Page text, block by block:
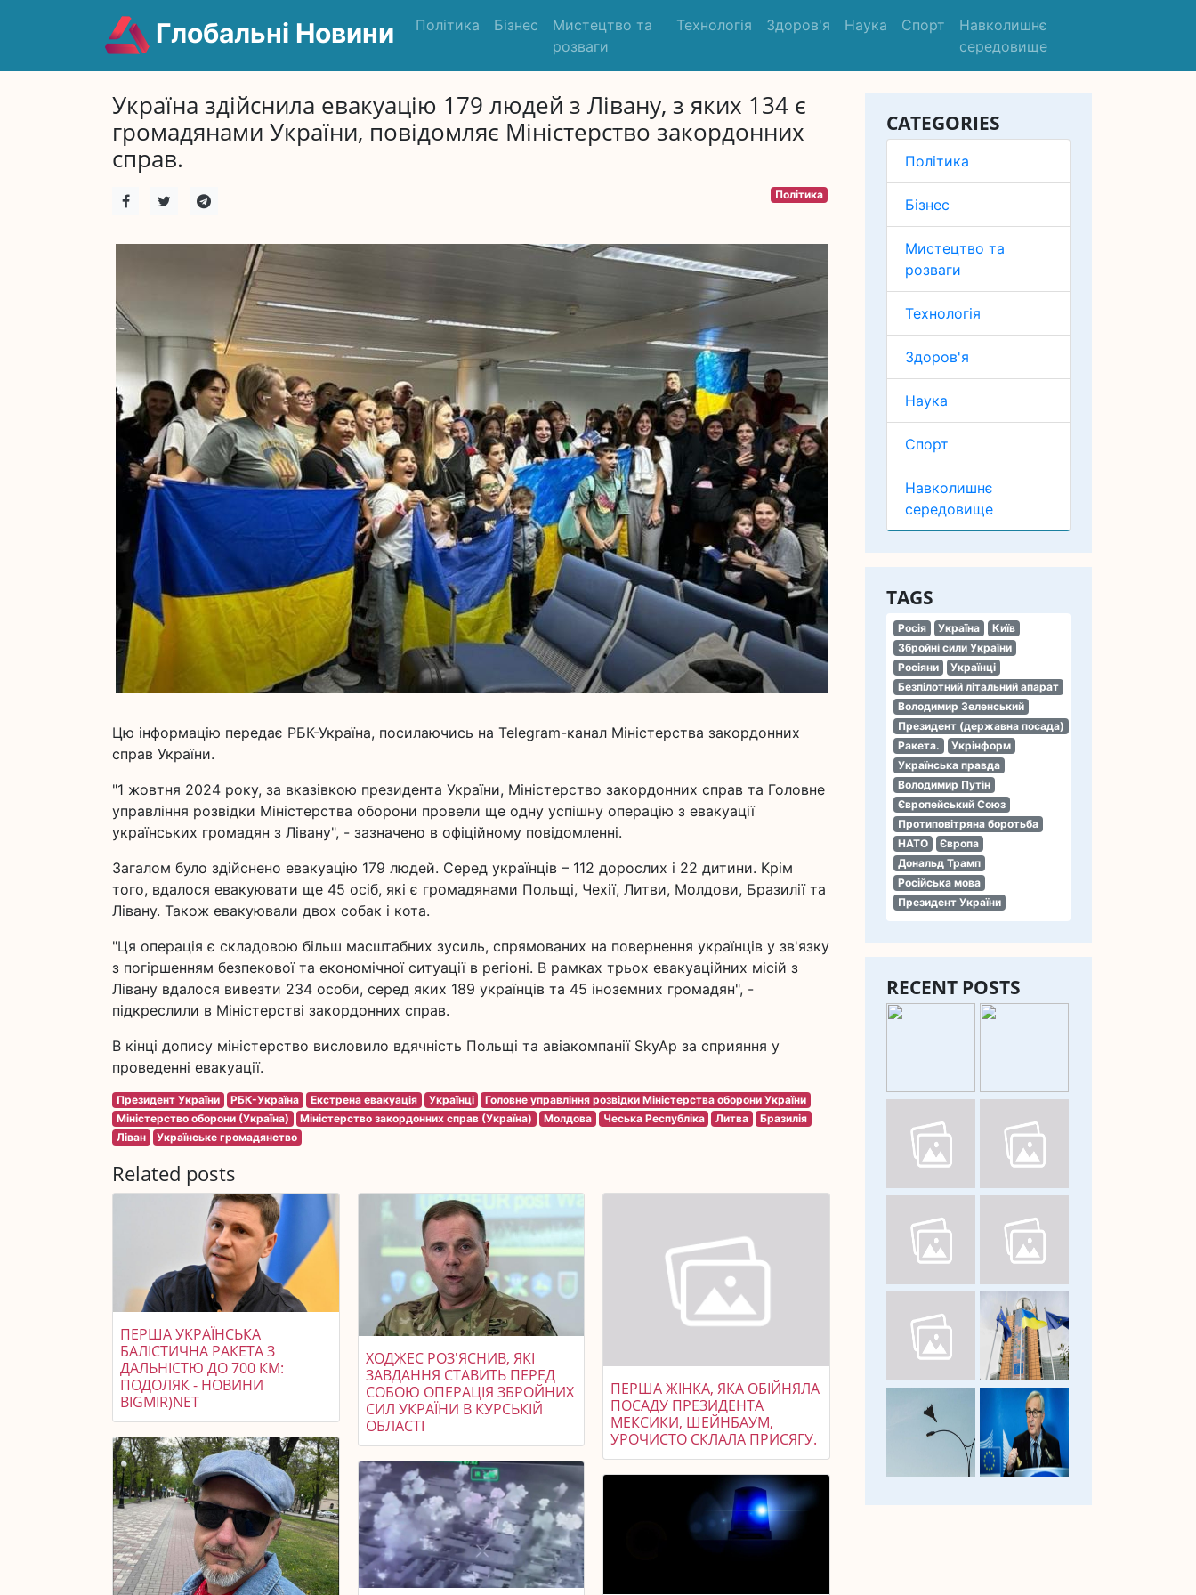
Глобальні Новини Політика Бізнес
Мистецтво та
розваги
Технологія Здоров'я Наука Спорт
Навколишнє
середовище
CATEGORIES
Політика
Бізнес
Мистецтво та
розваги
Технологія
Здоров'я
Наука
Спорт
Навколишнє
середовище
TAGS
Росія Україна
Київ
Збройні сили України
Росіяни
Українці
Безпілотний літальний апарат
Володимир Зеленський
Президент (державна посада)
Ракета.
Укрінформ
Українська правда
Володимир Путін
Європейський Союз
Протиповітряна боротьба
НАТО
Європа
Дональд Трамп
Російська мова
Президент України
RECENT POSTS
Україна здійснила евакуацію 179 людей з Лівану, з яких 134 є
громадянами України, повідомляє Міністерство закордонних
справ.
Політика
Цю інформацію передає РБК-Україна, посилаючись на Telegram-канал Міністерства закордонних
справ України.
"1 жовтня 2024 року, за вказівкою президента України, Міністерство закордонних справ та Головне
управління розвідки Міністерства оборони провели ще одну успішну операцію з евакуації
українських громадян з Лівану", - зазначено в офіційному повідомленні.
Загалом було здійснено евакуацію 179 людей. Серед українців – 112 дорослих і 22 дитини. Крім
того, вдалося евакуювати ще 45 осіб, які є громадянами Польщі, Чехії, Литви, Молдови, Бразилії та
Лівану. Також евакуювали двох собак і кота.
"Ця операція є складовою більш масштабних зусиль, спрямованих на повернення українців у зв'язку
з погіршенням безпекової та економічної ситуації в регіоні. В рамках трьох евакуаційних місій з
Лівану вдалося вивезти 234 особи, серед яких 189 українців та 45 іноземних громадян", -
підкреслили в Міністерстві закордонних справ.
В кінці допису міністерство висловило вдячність Польщі та авіакомпанії SkyAp за сприяння у
проведенні евакуації.
Президент України РБК-Україна Екстрена евакуація Українці
Головне управління розвідки Міністерства оборони України
Міністерство оборони (Україна)
Міністерство закордонних справ (Україна) Молдова Чеська Республіка Литва
Бразилія
Ліван
Українське громадянство
Related posts
ПЕРША УКРАЇНСЬКА
БАЛІСТИЧНА РАКЕТА З
ДАЛЬНІСТЮ ДО 700 КМ:
ПОДОЛЯК - НОВИНИ
BIGMIR)NET
ХОДЖЕС РОЗ'ЯСНИВ, ЯКІ
ЗАВДАННЯ СТАВИТЬ ПЕРЕД
СОБОЮ ОПЕРАЦІЯ ЗБРОЙНИХ
СИЛ УКРАЇНИ В КУРСЬКІЙ
ОБЛАСТІ
ПЕРША ЖІНКА, ЯКА ОБІЙНЯЛА
ПОСАДУ ПРЕЗИДЕНТА
МЕКСИКИ, ШЕЙНБАУМ,
УРОЧИСТО СКЛАЛА ПРИСЯГУ.